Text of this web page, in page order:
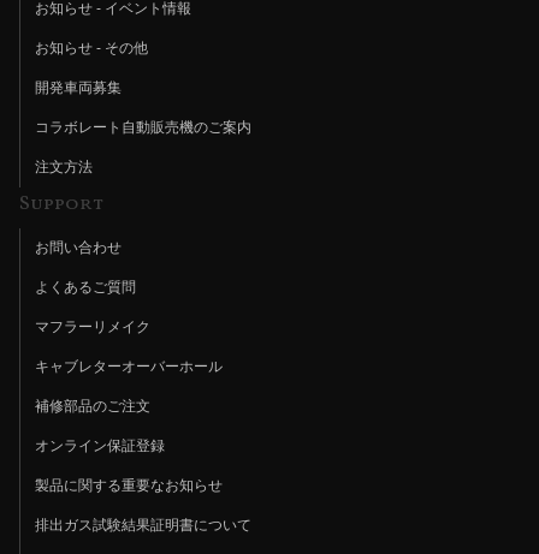
お知らせ - イベント情報
お知らせ - その他
開発車両募集
コラボレート自動販売機のご案内
注文方法
Support
お問い合わせ
よくあるご質問
マフラーリメイク
キャブレターオーバーホール
補修部品のご注文
オンライン保証登録
製品に関する重要なお知らせ
排出ガス試験結果証明書について